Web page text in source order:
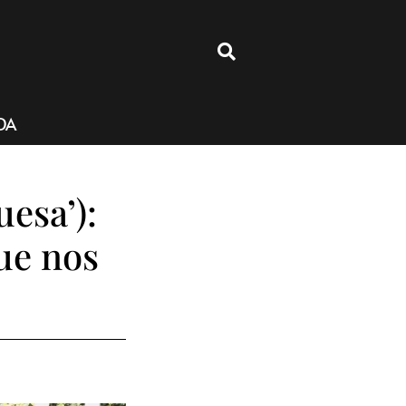
nos